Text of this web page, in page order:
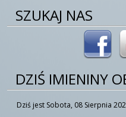
SZUKAJ NAS
DZIŚ IMIENINY
Dziś jest Sobota, 08 Sierpnia